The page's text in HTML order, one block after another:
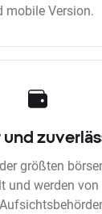
mobile Version.
und
größten
und werden